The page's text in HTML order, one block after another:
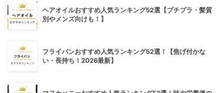
ヘアオイルおすすめ人気ランキング52選【プチプラ・髪質
別やメンズ向けも！】
フライパンおすすめ人気ランキング52選！【焦げ付かな
い・長持ち！2026最新】